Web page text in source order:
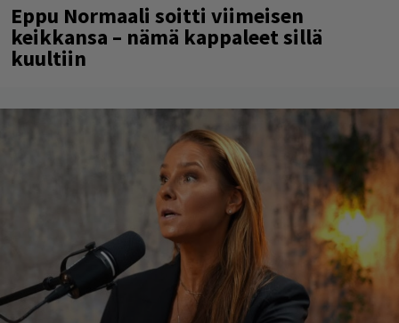
Eppu Normaali soitti viimeisen
keikkansa – nämä kappaleet sillä
kuultiin